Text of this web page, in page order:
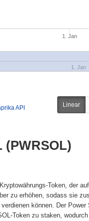
1. Jan
1. Jan
API Linear
(PWRSOL)
Token, der
zu erhöhen, sodass sie
können. Der
Token zu staken,